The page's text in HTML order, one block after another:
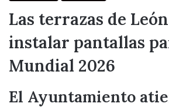
Las terrazas de
instalar pantallas
Mundial 2026
El Ayuntamiento